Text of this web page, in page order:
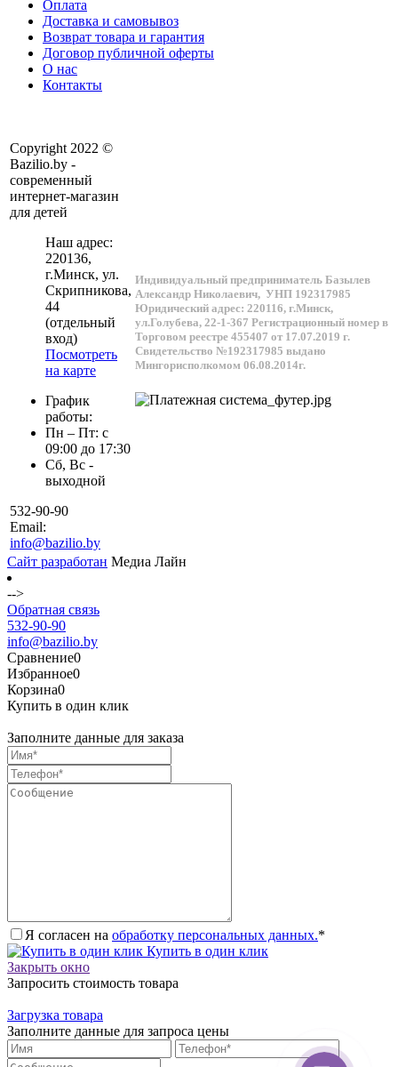
Оплата
Доставка и самовывоз
Возврат товара и гарантия
Договор публичной оферты
О нас
Контакты
Copyright 2022 ©
Bazilio.by -
современный
интернет-магазин
для детей
Наш адрес:
220136,
г.Минск, ул.
Скрипникова,
44
(отдельный
вход)
Посмотреть
на карте
График
работы:
Пн – Пт: с
09:00 до 17:30
Сб, Вс -
выходной
532-90-90
Email:
info@bazilio.by
Индивидуальный предприниматель Базылев
Александр Николаевич, УНП 192317985
Юридический адрес: 220116, г.Минск,
ул.Голубева, 22-1-367 Регистрационный номер в
Торговом реестре 455407 от 17.07.2019 г.
Свидетельство №192317985 выдано
Мингорисполкомом 06.08.2014г.
Сайт разработан Медиа Лайн
-->
Обратная связь
532-90-90
info@bazilio.by
Сравнение0
Избранное0
Корзина0
Купить в один клик
Заполните данные для заказа
Я согласен на обработку персональных данных.*
Купить в один клик
Закрыть окно
Запросить стоимость товара
Загрузка товара
Заполните данные для запроса цены